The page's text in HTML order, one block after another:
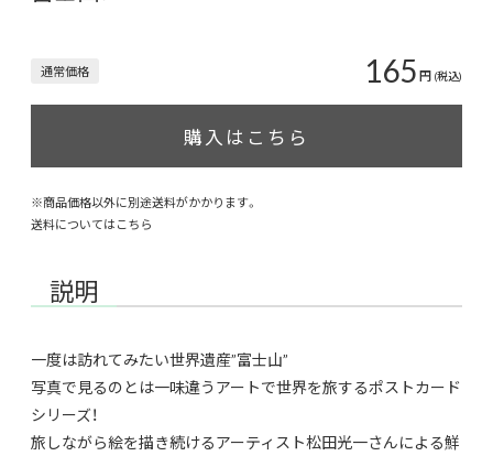
通常価格 165円 (税込)
購入はこちら
※商品価格以外に別途送料がかかります。
送料についてはこちら
説明
一度は訪れてみたい世界遺産”富士山”
写真で見るのとは一味違うアートで世界を旅するポストカード
シリーズ！
旅しながら絵を描き続けるアーティスト松田光一さんによる鮮